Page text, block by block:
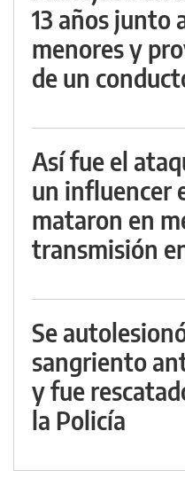
13 años junto
menores y
de un
Así fue el
un influencer
mataron en
transmisión
Se
sangriento
y fue
la Policía